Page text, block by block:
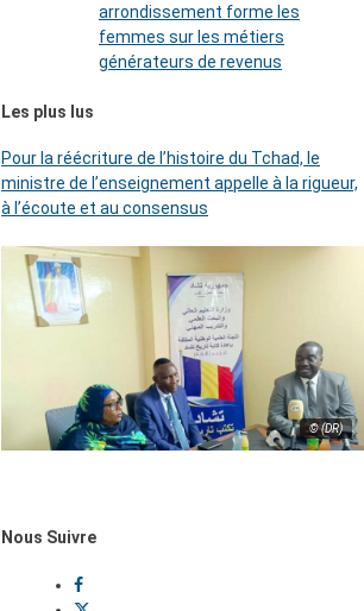
arrondissement forme les
femmes sur les métiers
générateurs de revenus
Les plus lus
Pour la réécriture de l’histoire du Tchad, le
ministre de l’enseignement appelle à la rigueur,
à l’écoute et au consensus
© (DR)
Nous Suivre